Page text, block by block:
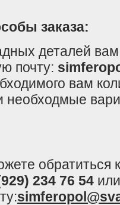
заказа:
деталей
почту:
вам
необходмые
234 76 54